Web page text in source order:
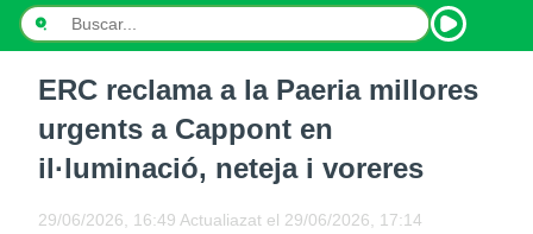
NOTÍCIES
ERC reclama a la Paeria millores
urgents a Cappont en
il·luminació, neteja i voreres
29/06/2026, 16:49 Actualiazat el 29/06/2026, 17:14